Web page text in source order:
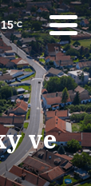
15°C
ve